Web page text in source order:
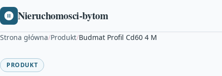
Nieruchomosci-bytom
Strona główna/Produkt/Budmat Profil Cd60 4 M
PRODUKT